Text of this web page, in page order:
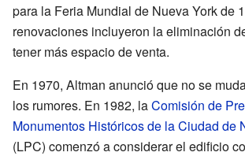
para la Feria Mundial de Nueva York de
renovaciones incluyeron la eliminación
tener más espacio de venta.
En 1970, Altman anunció que no se
los rumores. En 1982, laComisión de
Monumentos Históricos de la Ciudad de
(LPC) comenzó a considerar el edificio